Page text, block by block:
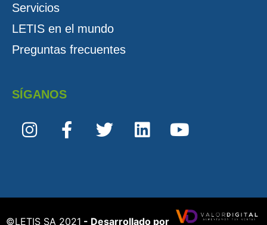
Servicios
LETIS en el mundo
Preguntas frecuentes
SÍGANOS
©️LETIS SA 2021 - Desarrollado por